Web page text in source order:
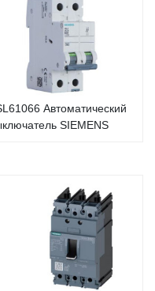
Автоматический
SIEMENS